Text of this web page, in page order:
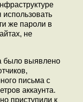
использовать
же пароли в
не
было выявлено
письма с
аккаунта.
приступили к